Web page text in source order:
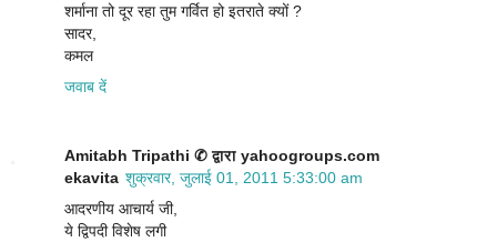
शर्माना तो दूर रहा तुम गर्वित हो इतराते क्यों ?
सादर,
कमल
जवाब दें
Amitabh Tripathi ✆ द्वारा yahoogroups.com
ekavita शुक्रवार, जुलाई 01, 2011 5:33:00 am
आदरणीय आचार्य जी,
ये द्विपदी विशेष लगी